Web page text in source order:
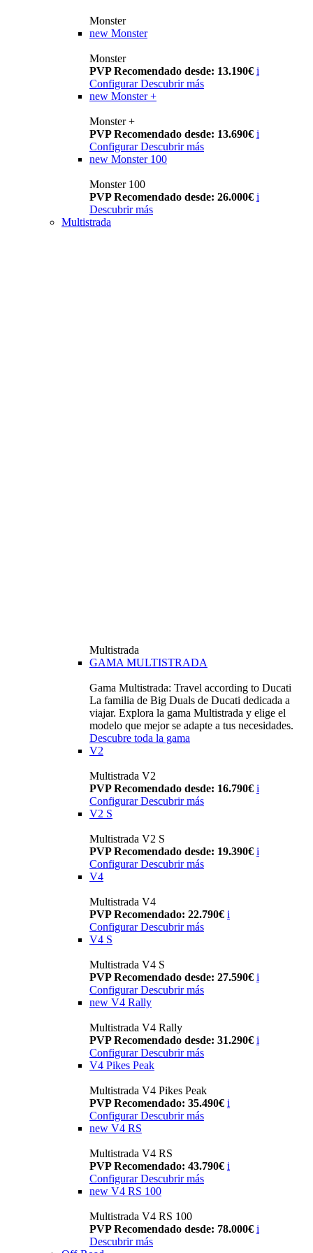
Monster
new Monster
Monster
PVP Recomendado desde: 13.190€ i
Configurar Descubrir más
new Monster +
Monster +
PVP Recomendado desde: 13.690€ i
Configurar Descubrir más
new Monster 100
Monster 100
PVP Recomendado desde: 26.000€ i
Descubrir más
Multistrada
Multistrada
GAMA MULTISTRADA
Gama Multistrada: Travel according to Ducati
La familia de Big Duals de Ducati dedicada a
viajar. Explora la gama Multistrada y elige el
modelo que mejor se adapte a tus necesidades.
Descubre toda la gama
V2
Multistrada V2
PVP Recomendado desde: 16.790€ i
Configurar Descubrir más
V2 S
Multistrada V2 S
PVP Recomendado desde: 19.390€ i
Configurar Descubrir más
V4
Multistrada V4
PVP Recomendado: 22.790€ i
Configurar Descubrir más
V4 S
Multistrada V4 S
PVP Recomendado desde: 27.590€ i
Configurar Descubrir más
new V4 Rally
Multistrada V4 Rally
PVP Recomendado desde: 31.290€ i
Configurar Descubrir más
V4 Pikes Peak
Multistrada V4 Pikes Peak
PVP Recomendado: 35.490€ i
Configurar Descubrir más
new V4 RS
Multistrada V4 RS
PVP Recomendado: 43.790€ i
ConfigurarDescubrir más
new V4 RS 100
Multistrada V4 RS 100
PVP Recomendado desde: 78.000€ i
Descubrir más